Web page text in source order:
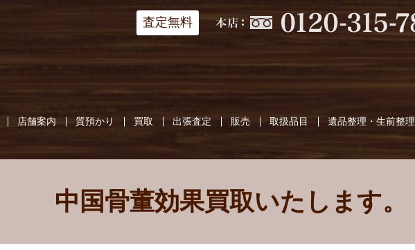
店舗案内 質預かり 買取 出張査定 販売 取扱品目 遺品整理・生前整理
査定無料
中国骨董効果買取いたします。